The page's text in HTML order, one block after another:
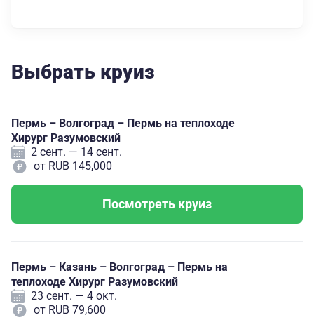
Выбрать круиз
Пермь – Волгоград – Пермь на теплоходе
Хирург Разумовский
2 сент. — 14 сент.
от RUB 145,000
Посмотреть круиз
Пермь – Казань – Волгоград – Пермь на
теплоходе Хирург Разумовский
23 сент. — 4 окт.
от RUB 79,600